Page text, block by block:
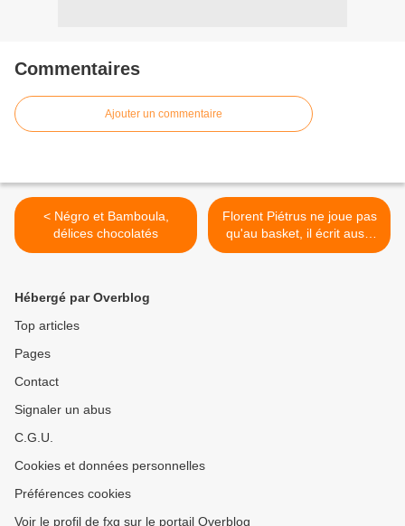
Commentaires
Ajouter un commentaire
< Négro et Bamboula,
délices chocolatés
Florent Piétrus ne joue pas
qu'au basket, il écrit aussi
(avec un journaliste) >
Hébergé par Overblog
Top articles
Pages
Contact
Signaler un abus
C.G.U.
Cookies et données personnelles
Préférences cookies
Voir le profil de fxg sur le portail Overblog